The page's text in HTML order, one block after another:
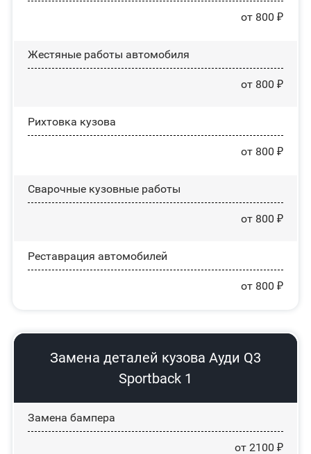
от 800 ₽
Жестяные работы автомобиля
от 800 ₽
Рихтовка кузова
от 800 ₽
Сварочные кузовные работы
от 800 ₽
Реставрация автомобилей
от 800 ₽
Замена деталей кузова Ауди Q3
Sportback 1
Замена бампера
от 2100 ₽